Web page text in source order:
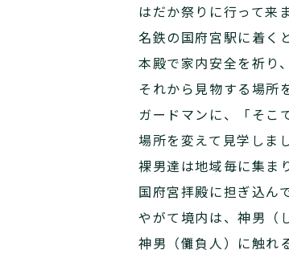
はだか祭りに行って来
名鉄の国府宮駅に着く
本殿で家内安全を祈り
それから見物する場所
ガードマンに、「そこ
場所を変えて見学しま
裸男達は地域毎に集ま
国府宮拝殿に担ぎ込ん
やがて境内は、神男（
神男（儺負人）に触れ